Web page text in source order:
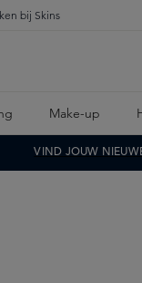
bij Skins
Make-up
VIND JOUW